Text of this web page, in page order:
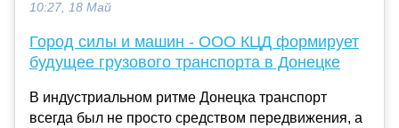
10:27, 18 Май
Город силы и машин - ООО КЦД формирует
будущее грузового транспорта в Донецке
В индустриальном ритме Донецка транспорт
всегда был не просто средством передвижения, а